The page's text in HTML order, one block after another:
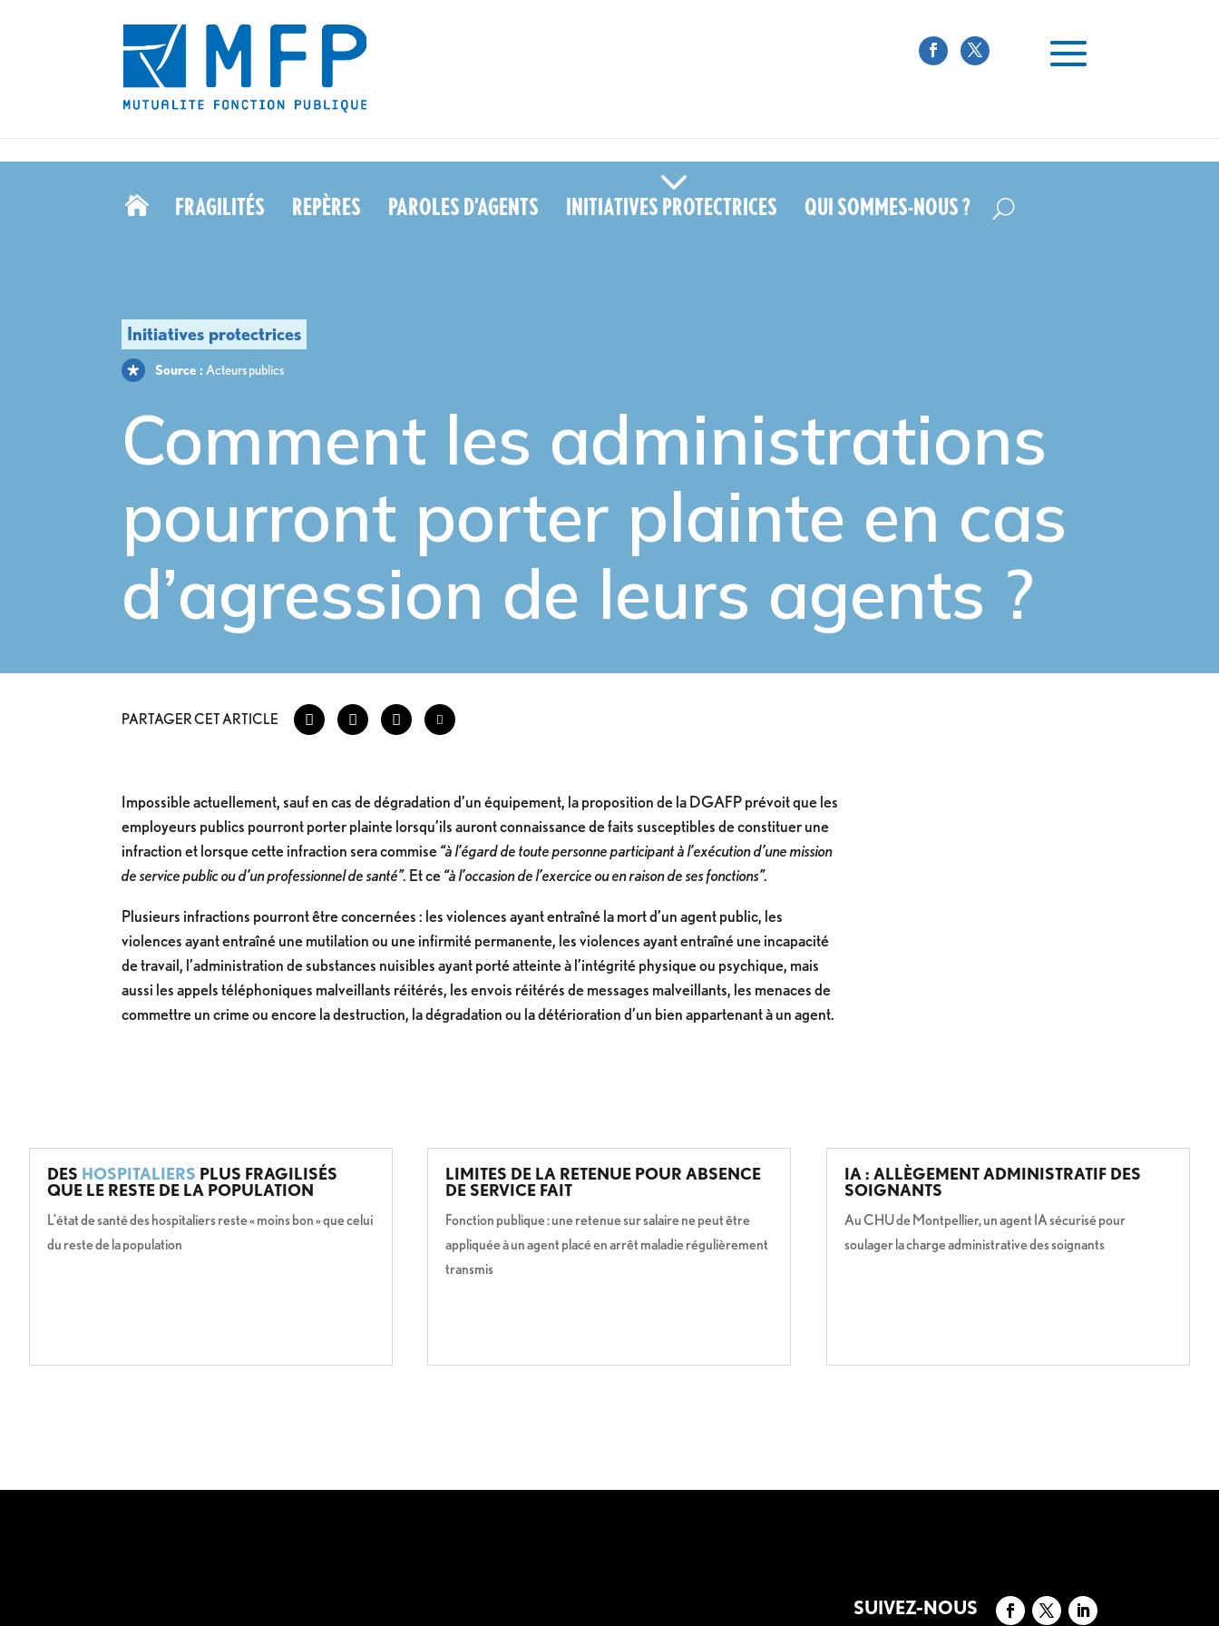
 FRAGILITÉS REPÈRES PAROLES D’AGENTS INITIATIVES PROTECTRICES QUI SOMMES-NOUS ?
Source : Acteurs publics
Comment les administrations
pourront porter plainte en cas
d’agression de leurs agents ?
PARTAGER CET ARTICLE
Impossible actuellement, sauf en cas de dégradation d’un équipement, la proposition de la DGAFP prévoit que les
employeurs publics pourront porter plainte lorsqu’ils auront connaissance de faits susceptibles de constituer une
infraction et lorsque cette infraction sera commise“à l’égard de toute personne participant à l’exécution d’une mission
de service public ou d’un professionnel de santé”. Et ce“à l’occasion de l’exercice ou en raison de ses fonctions”.
Plusieurs infractions pourront être concernées : les violences ayant entraîné la mort d’un agent public, les
violences ayant entraîné une mutilation ou une infirmité permanente, les violences ayant entraîné une incapacité
de travail, l’administration de substances nuisibles ayant porté atteinte à l’intégrité physique ou psychique, mais
aussi les appels téléphoniques malveillants réitérés, les envois réitérés de messages malveillants, les menaces de
commettre un crime ou encore la destruction, la dégradation ou la détérioration d’un bien appartenant à un agent.
DES HOSPITALIERS PLUS FRAGILISÉS
QUE LE RESTE DE LA POPULATION
L’état de santé des hospitaliers reste « moins bon » que celui
du reste de la population
LIMITES DE LA RETENUE POUR ABSENCE
DE SERVICE FAIT
Fonction publique : une retenue sur salaire ne peut être
appliquée à un agent placé en arrêt maladie régulièrement
transmis
IA : ALLÈGEMENT ADMINISTRATIF DES
SOIGNANTS
Au CHU de Montpellier, un agent IA sécurisé pour
soulager la charge administrative des soignants
SUIVEZ-NOUS